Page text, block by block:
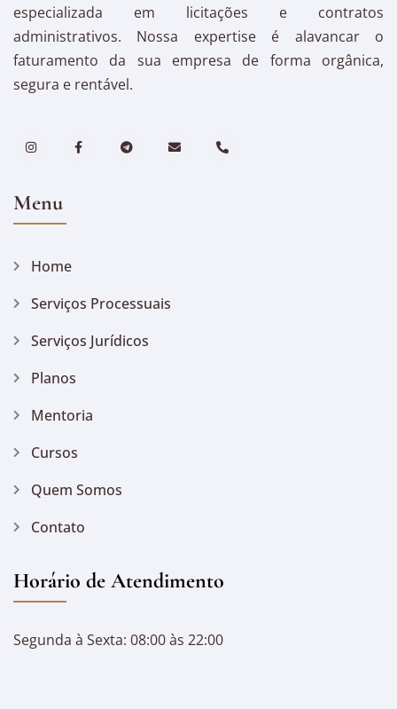
especializada em licitações e contratos
administrativos. Nossa expertise é alavancar o
faturamento da sua empresa de forma orgânica,
segura e rentável.
Menu
Home
Serviços Processuais
Serviços Jurídicos
Planos
Mentoria
Cursos
Quem Somos
Contato
Horário de Atendimento
Segunda à Sexta: 08:00 às 22:00